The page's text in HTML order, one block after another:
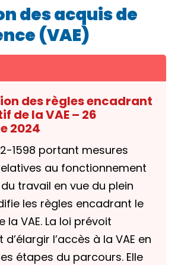
des acquis de
(VAE)
des règles encadrant
de la VAE – 26
2024
1598 portant mesures
au fonctionnement
travail en vue du plein
les règles encadrant le
la VAE. La loi prévoit
l’accès à la VAE en
étapes du parcours. Elle